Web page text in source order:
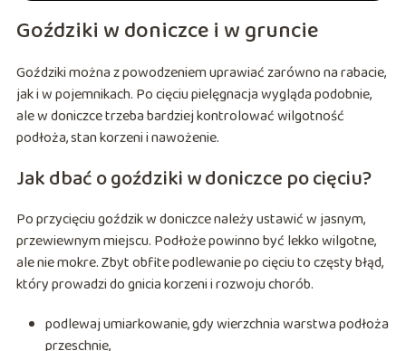
Goździki w doniczce i w gruncie
Goździki można z powodzeniem uprawiać zarówno na rabacie,
jak i w pojemnikach. Po cięciu pielęgnacja wygląda podobnie,
ale w doniczce trzeba bardziej kontrolować wilgotność
podłoża, stan korzeni i nawożenie.
Jak dbać o goździki w doniczce po cięciu?
Po przycięciu goździk w doniczce należy ustawić w jasnym,
przewiewnym miejscu. Podłoże powinno być lekko wilgotne,
ale nie mokre. Zbyt obfite podlewanie po cięciu to częsty błąd,
który prowadzi do gnicia korzeni i rozwoju chorób.
podlewaj umiarkowanie, gdy wierzchnia warstwa podłoża
przeschnie,